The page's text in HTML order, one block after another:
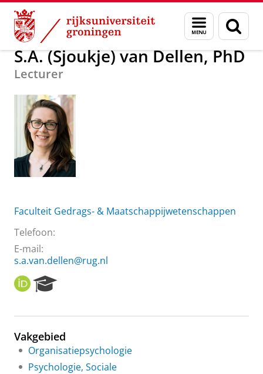
Skip
Content
Skip
Navigation
Menu
en
zoeken
Over ons S.A. (Sjoukje) van Dellen, PhD
S.A. (Sjoukje) van Dellen, PhD
Lecturer
Faculteit Gedrags- & Maatschappijwetenschappen
Telefoon:
E-mail:
s.a.van.dellen@rug.nl
O
R
I
e
r
c
h
Vakgebied
Organisatiepsychologie
Psychologie, Sociale